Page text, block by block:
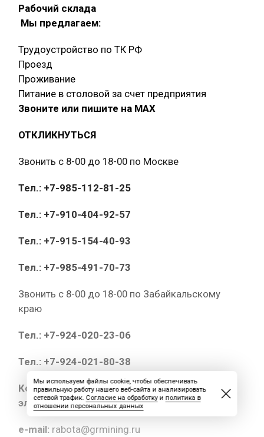
Рабочий склада
Мы предлагаем:
Трудоустройство по ТК РФ
Проезд
Проживание
Питание в столовой за счет предприятия
Звоните или пишите на МАХ
ОТКЛИКНУТЬСЯ
Звонить с 8-00 до 18-00 по Москве
Тел.: +7-985-112-81-25
Тел.: +7-910-404-92-57
Тел.: +7-915-154-40-93
Тел.: +7-985-491-70-73
Звонить с 8-00 до 18-00 по Забайкальскому
краю
Тел.: +7-924-020-23-06
Тел.: +7-924-021-80-38
Копии документов высылайте на
электронный адрес:
e-mail: rabota@grmining.ru
Мы используем файлы cookie, чтобы обеспечивать
правильную работу нашего веб-сайта и анализировать
сетевой трафик. Согласие на обработкуи политика в
отношении персональных данных